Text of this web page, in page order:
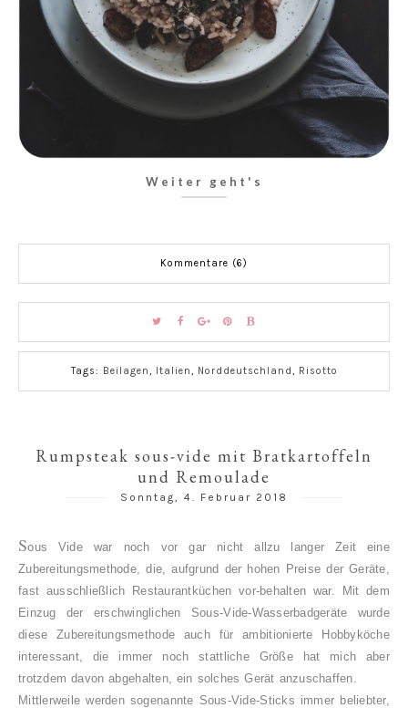
Weiter geht's
Kommentare (6)
Tags: Beilagen, Italien, Norddeutschland, Risotto
Rumpsteak sous-vide mit Bratkartoffeln
und Remoulade
Sonntag, 4. Februar 2018
Sous Vide war noch vor gar nicht allzu langer Zeit eine
Zubereitungsmethode, die, aufgrund der hohen Preise der Geräte,
fast ausschließlich Restaurantküchen vor-behalten war. Mit dem
Einzug der erschwinglichen Sous-Vide-Wasserbadgeräte wurde
diese Zubereitungsmethode auch für ambitionierte Hobbyköche
interessant, die immer noch stattliche Größe hat mich aber
trotzdem davon abgehalten, ein solches Gerät anzuschaffen.
Mittlerweile werden sogenannte Sous-Vide-Sticks immer beliebter,